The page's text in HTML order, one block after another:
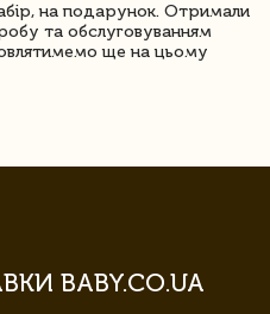
на подарунок. Отримали
та обслуговуванням
ще на цьому
BABY.CO.UA